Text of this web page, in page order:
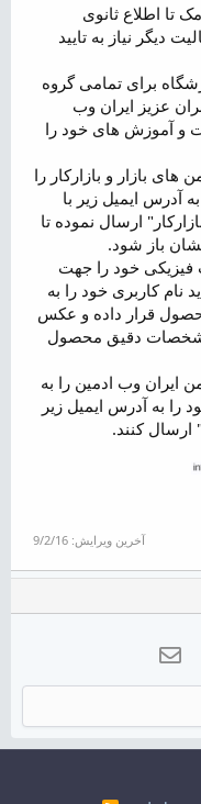
تا اطلاع ثانوی
دیگر نیاز به تایید
برای تمامی گروه
عزیز ایران وب
و آموزش های خود را
بازار و بازارکار را
آدرس ایمیل زیر با
ارسال نموده تا
باز شود.
فیزیکی خود را جهت
نام کاربری خود را به
قرار داده و عکس
مشخصات دقیق محصول
ایران وب ادمین را به
را به آدرس ایمیل زیر
ارسال کنند.
آخرین ویرایش: 9/2/16
WhatsApp